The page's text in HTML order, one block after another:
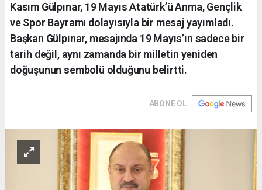
Kasım Gülpınar, 19 Mayıs Atatürk’ü Anma, Gençlik
ve Spor Bayramı dolayısıyla bir mesaj yayımladı.
Başkan Gülpınar, mesajında 19 Mayıs’ın sadece bir
tarih değil, aynı zamanda bir milletin yeniden
doğuşunun sembolü olduğunu belirtti.
ABONE OL